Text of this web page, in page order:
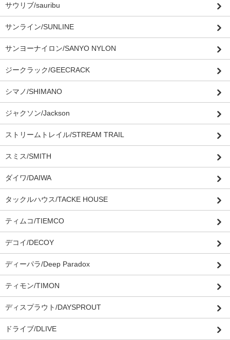
サウリブ/sauribu
サンライン/SUNLINE
サンヨーナイロン/SANYO NYLON
ジークラック/GEECRACK
シマノ/SHIMANO
ジャクソン/Jackson
ストリームトレイル/STREAM TRAIL
スミス/SMITH
ダイワ/DAIWA
タックルハウス/TACKE HOUSE
ティムコ/TIEMCO
デコイ/DECOY
ディーパラ/Deep Paradox
ティモン/TIMON
ディスプラウト/DAYSPROUT
ドライブ/DLIVE